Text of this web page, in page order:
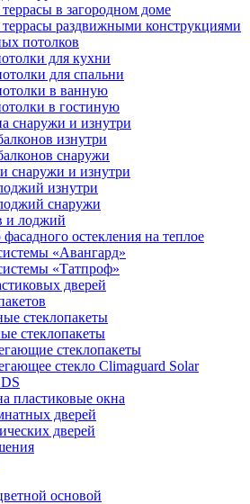
в загородном доме
раздвижными конструкциями
потолков
для кухни
для спальни
в ванную
в гостиную
снаружи и изнутри
изнутри
снаружи
снаружи и изнутри
изнутри
снаружи
и лоджий
остекления на теплое
«Авангард»
«Татпроф»
дверей
стеклопакеты
стеклопакеты
стеклопакеты
стекло Climaguard Solar
пластиковые окна
дверей
дверей
основой